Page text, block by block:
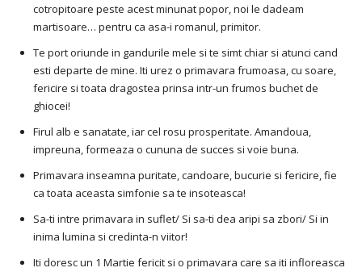
cotropitoare peste acest minunat popor, noi le dadeam
martisoare… pentru ca asa-i romanul, primitor.
Te port oriunde in gandurile mele si te simt chiar si atunci cand
esti departe de mine. Iti urez o primavara frumoasa, cu soare,
fericire si toata dragostea prinsa intr-un frumos buchet de
ghiocei!
Firul alb e sanatate, iar cel rosu prosperitate. Amandoua,
impreuna, formeaza o cununa de succes si voie buna.
Primavara inseamna puritate, candoare, bucurie si fericire, fie
ca toata aceasta simfonie sa te insoteasca!
Sa-ti intre primavara in suflet/ Si sa-ti dea aripi sa zbori/ Si in
inima lumina si credinta-n viitor!
Iti doresc un 1 Martie fericit si o primavara care sa iti infloreasca